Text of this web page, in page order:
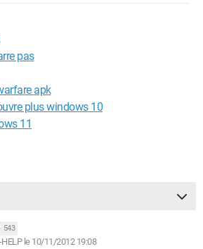
pas
apk
plus windows 10
11
543
le 10/11/2012 19:08